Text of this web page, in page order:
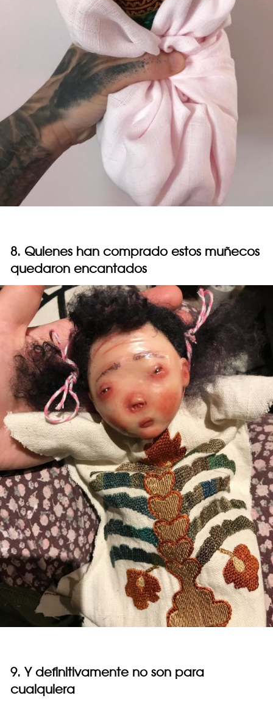
8. Quienes han comprado estos muñecos
quedaron encantados
9. Y definitivamente no son para
cualquiera